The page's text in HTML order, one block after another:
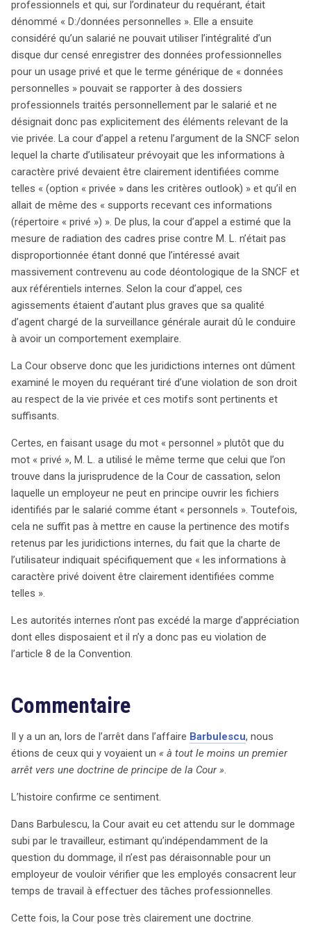
professionnels et qui, sur l’ordinateur du requérant, était
dénommé « D:/données personnelles ». Elle a ensuite
considéré qu’un salarié ne pouvait utiliser l’intégralité d’un
disque dur censé enregistrer des données professionnelles
pour un usage privé et que le terme générique de « données
personnelles » pouvait se rapporter à des dossiers
professionnels traités personnellement par le salarié et ne
désignait donc pas explicitement des éléments relevant de la
vie privée. La cour d’appel a retenu l’argument de la SNCF selon
lequel la charte d’utilisateur prévoyait que les informations à
caractère privé devaient être clairement identifiées comme
telles « (option « privée » dans les critères outlook) » et qu’il en
allait de même des « supports recevant ces informations
(répertoire « privé ») ». De plus, la cour d’appel a estimé que la
mesure de radiation des cadres prise contre M. L. n’était pas
disproportionnée étant donné que l’intéressé avait
massivement contrevenu au code déontologique de la SNCF et
aux référentiels internes. Selon la cour d’appel, ces
agissements étaient d’autant plus graves que sa qualité
d’agent chargé de la surveillance générale aurait dû le conduire
à avoir un comportement exemplaire.
La Cour observe donc que les juridictions internes ont dûment
examiné le moyen du requérant tiré d’une violation de son droit
au respect de la vie privée et ces motifs sont pertinents et
suffisants.
Certes, en faisant usage du mot « personnel » plutôt que du
mot « privé », M. L. a utilisé le même terme que celui que l’on
trouve dans la jurisprudence de la Cour de cassation, selon
laquelle un employeur ne peut en principe ouvrir les fichiers
identifiés par le salarié comme étant « personnels ». Toutefois,
cela ne suffit pas à mettre en cause la pertinence des motifs
retenus par les juridictions internes, du fait que la charte de
l’utilisateur indiquait spécifiquement que « les informations à
caractère privé doivent être clairement identifiées comme
telles ».
Les autorités internes n’ont pas excédé la marge d’appréciation
dont elles disposaient et il n’y a donc pas eu violation de
l’article 8 de la Convention.
Commentaire
Il y a un an, lors de l’arrêt dans l’affaire Barbulescu, nous
étions de ceux qui y voyaient un « à tout le moins un premier
arrêt vers une doctrine de principe de la Cour ».
L’histoire confirme ce sentiment.
Dans Barbulescu, la Cour avait eu cet attendu sur le dommage
subi par le travailleur, estimant qu’indépendamment de la
question du dommage, il n’est pas déraisonnable pour un
employeur de vouloir vérifier que les employés consacrent leur
temps de travail à effectuer des tâches professionnelles.
Cette fois, la Cour pose très clairement une doctrine.